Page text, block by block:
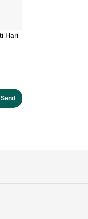
Hari
Send